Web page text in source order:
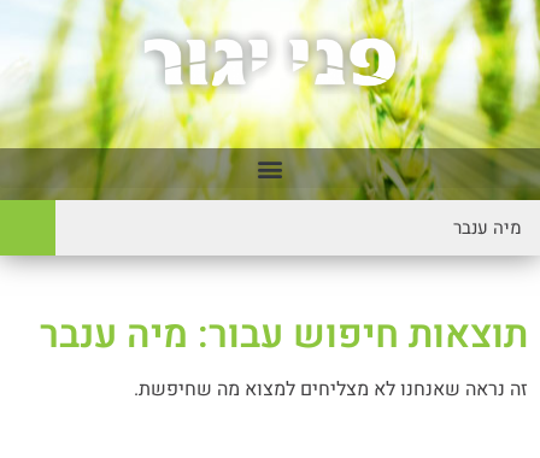
תוצאות חיפוש עבור: מיה ענבר
זה נראה שאנחנו לא מצליחים למצוא מה שחיפשת.